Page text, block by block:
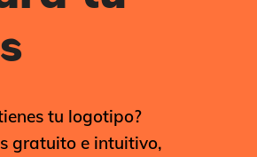
tu logotipo?
gratuito e intuitivo,